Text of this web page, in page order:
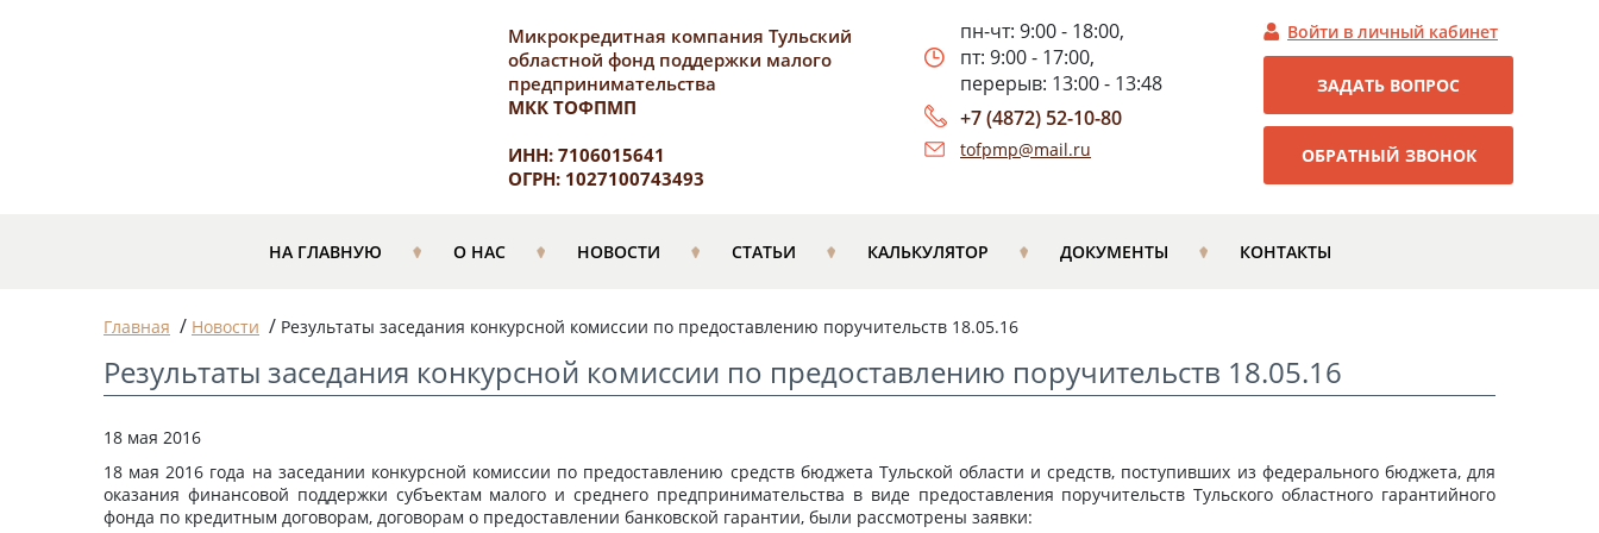
Микрокредитная компания Тульский
областной фонд поддержки малого
предпринимательства
МКК ТОФПМП
ИНН: 7106015641
ОГРН: 1027100743493
пн-чт: 9:00 - 18:00,
пт: 9:00 - 17:00,
перерыв: 13:00 - 13:48
+7 (4872) 52-10-80
tofpmp@mail.ru
Войти в личный кабинет
ЗАДАТЬ ВОПРОС
ОБРАТНЫЙ ЗВОНОК
НА ГЛАВНУЮ О НАС НОВОСТИ СТАТЬИ КАЛЬКУЛЯТОР ДОКУМЕНТЫ КОНТАКТЫ
Главная / Новости / Результаты заседания конкурсной комиссии по предоставлению поручительств 18.05.16
Результаты заседания конкурсной комиссии по предоставлению поручительств 18.05.16
18 мая 2016
18 мая 2016 года на заседании конкурсной комиссии по предоставлению средств бюджета Тульской области и средств, поступивших из федерального бюджета, для
оказания финансовой поддержки субъектам малого и среднего предпринимательства в виде предоставления поручительств Тульского областного гарантийного
фонда по кредитным договорам, договорам о предоставлении банковской гарантии, были рассмотрены заявки: